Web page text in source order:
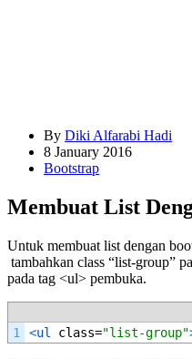
By Diki Alfarabi Hadi
8 January 2016
Bootstrap
Membuat List
Untuk membuat list dengan
tambahkan class “list-group”
pada tag <ul> pembuka.
1 <ul class="list-group"